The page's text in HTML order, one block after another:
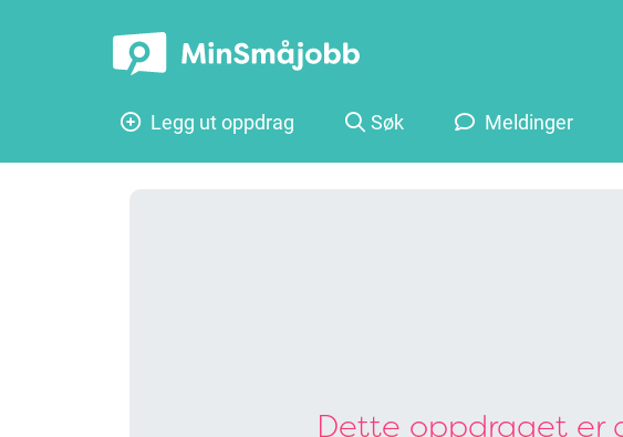
Legg ut oppdrag Søk Meldinger
Dette oppdraget er